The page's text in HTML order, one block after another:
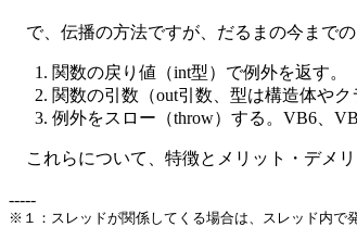
で、伝播の方法ですが、だるまの今まで
関数の戻り値（int型）で例外を返す。
関数の引数（out引数、型は構造体やク
例外をスロー（throw）する。VB6、
これらについて、特徴とメリット・デメリ
-----
※１：スレッドが関係してくる場合は、スレッド内で